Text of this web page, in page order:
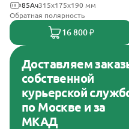
315x175x190 мм
85Ач
Обратная полярность
16 800 ₽
Доставляем
собственной
курьерской
по Москве и за
МКАД